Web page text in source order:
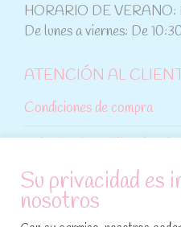
HORARIO DE VERANO:
De lunes a viernes: De
ATENCIÓN AL
Condiciones de compra
Política de cookies
Su privacidad es
nosotros